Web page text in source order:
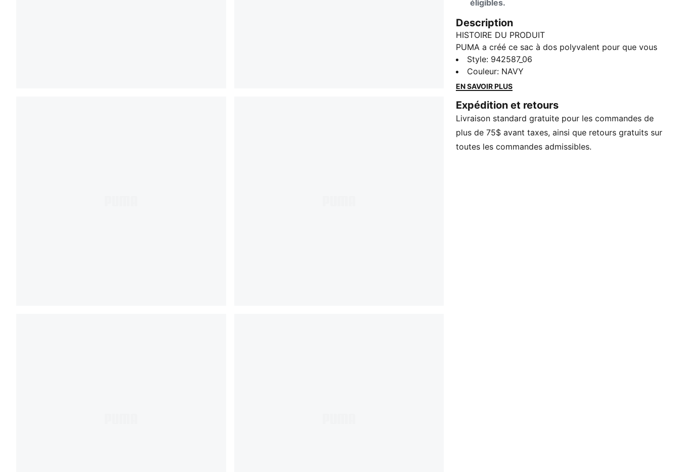
éligibles.
Description
HISTOIRE DU PRODUIT
PUMA a créé ce sac à dos polyvalent pour que vous
puissiez transporter tous vos essentiels. Le grand
espace de rangement et les bretelles ajustables en
font le choix idéal pour ceux qui vont à la salle de
DÉTAILS
100 % polyester
Espace de rangement intérieur
Bretelles ajustables
Style: 942587_06
Couleur: NAVY
EN SAVOIR PLUS
Expédition et retours
Livraison standard gratuite pour les commandes de
plus de 75$ avant taxes, ainsi que retours gratuits sur
toutes les commandes admissibles.